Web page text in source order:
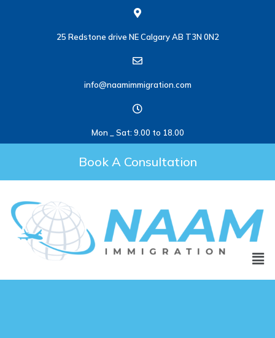
25 Redstone drive NE Calgary AB T3N 0N2
info@naamimmigration.com
Mon _ Sat: 9.00 to 18.00
Book A Consultation